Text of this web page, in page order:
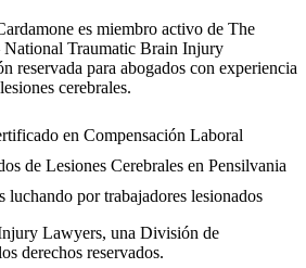
es miembro activo de The
Traumatic Brain Injury
reservada para abogados con experiencia
cerebrales.
en Compensación Laboral
de Lesiones Cerebrales en Pensilvania
luchando por trabajadores lesionados
Lawyers, una División de
derechos reservados.